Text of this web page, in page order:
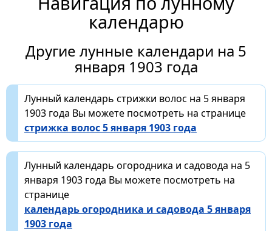
календарю
Другие лунные календари на 5
января 1903 года
Лунный календарь стрижки волос на 5 января
1903 года Вы можете посмотреть на странице
стрижка волос 5 января 1903 года
Лунный календарь огородника и садовода на 5
января 1903 года Вы можете посмотреть на
странице
календарь огородника и садовода 5 января
1903 года